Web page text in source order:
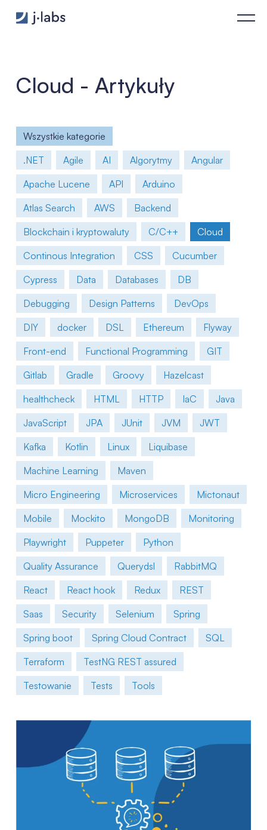
Prowadzenie automatyzacji testów przy użyciu Appium i
Cloud - Artykuły
Wszystkie kategorie
.NET
Agile AI Algorytmy
Angular
Apache Lucene
API
Arduino
Atlas Search
AWS
Backend
Blockchain i kryptowaluty
C/C++
Cloud
Continous Integration
CSS
Cucumber
Cypress
Data Databases
DB
Debugging
Design Patterns
DevOps
DIY
docker DSL Ethereum
Flyway
Front-end
Functional Programming
GIT
Gitlab
Gradle Groovy
Hazelcast
healthcheck
HTML HTTP IaC
Java
JavaScript
JPA JUnit JVM
JWT
Kafka
Kotlin Linux
Liquibase
Machine Learning
Maven
Micro Engineering
Microservices
Mictonaut
Mobile
Mockito MongoDB
Monitoring
Playwright
Puppeter
Python
Quality Assurance
Querydsl
RabbitMQ
React
React hook Redux
REST
Saas
Security Selenium
Spring
Spring boot
Spring Cloud Contract
SQL
Terraform
TestNG REST assured
Testowanie
Tests Tools